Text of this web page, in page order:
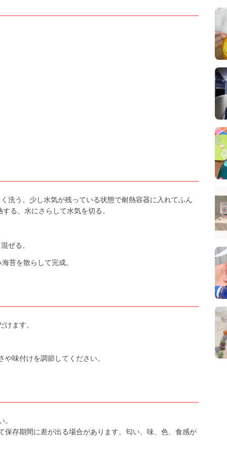
洗う。少し水気が残っている状態で耐熱容器に入れてふん
る。水にさらして水気を切る。
ぜる。
苔を散らして完成。
ます。
味付けを調節してください。
存期間に差が出る場合があります。匂い、味、色、食感が